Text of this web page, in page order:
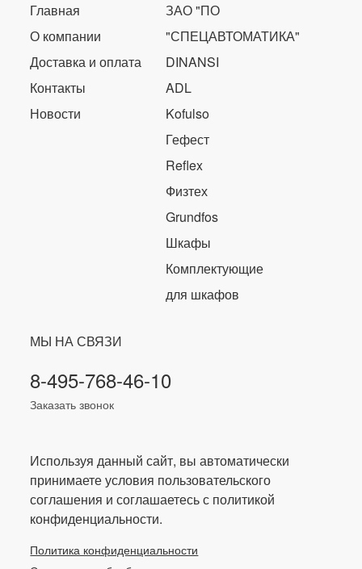
Главная
О компании
Доставка и оплата
Контакты
Новости
ЗАО "ПО
"СПЕЦАВТОМАТИКА"
DINANSI
ADL
Kofulso
Гефест
Reflex
Физтех
Grundfos
Шкафы
Комплектующие
для шкафов
МЫ НА СВЯЗИ
8-495-768-46-10
Заказать звонок
Используя данный сайт, вы автоматически
принимаете условия пользовательского
соглашения и соглашаетесь с политикой
конфиденциальности.
Политика конфиденциальности